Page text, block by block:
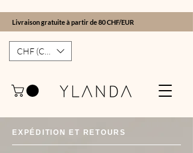
Livraison gratuite à partir de 80 CHF/EUR
CHF (CHF)
EXPÉDITION ET RETOURS